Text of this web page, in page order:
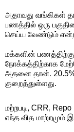
அதாவது வங்கிகள்
பணத்தில் ஒரு
செய்ய வேண்டும் என்ற
மக்களின் பணத்திற்கு
நோக்கத்திற்காக
அதனை தான். 20.5%
குறைத்துள்ளது.
மற்றபடி, CRR,
எந்த வித மாற்றமும்